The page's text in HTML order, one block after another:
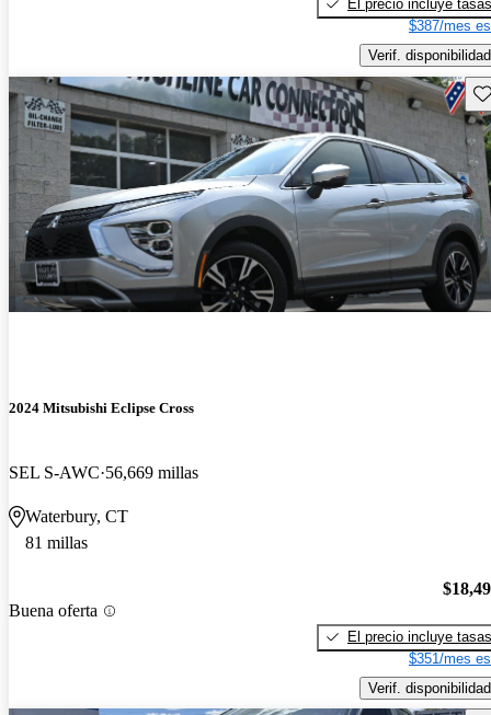
El precio incluye tasas
$387/mes
Verif. disponibilidad
2024 Mitsubishi Eclipse Cross
SEL S-AWC 56,669 millas
Waterbury, CT
81 millas
Buena oferta
El precio incluye tasas
$351/mes
Verif. disponibilidad